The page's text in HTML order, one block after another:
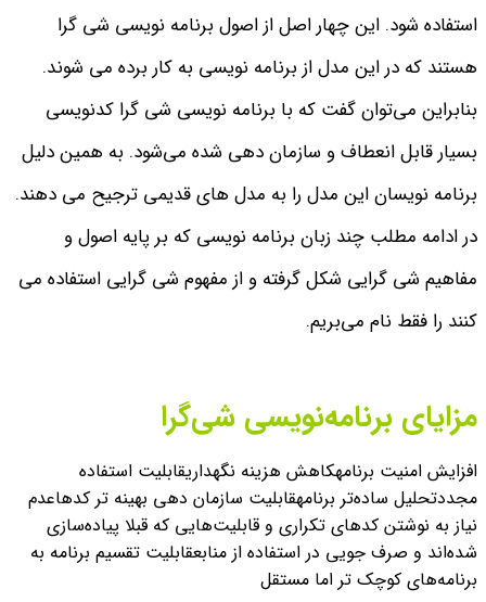
استفاده شود. این چهار اصل از اصول برنامه نویسی شی گرا
هستند که در این مدل از برنامه نویسی به کار برده می شوند.
بنابراین می‌توان گفت که با برنامه نویسی شی گرا کدنویسی
بسیار قابل انعطاف و سازمان دهی شده می‌شود. به همین دلیل
برنامه نویسان این مدل را به مدل های قدیمی ترجیح می دهند.
در ادامه مطلب چند زبان برنامه نویسی که بر پایه اصول و
مفاهیم شی گرایی شکل گرفته و از مفهوم شی گرایی استفاده می
کنند را فقط نام می‌بریم.
مزایای برنامه‌نویسی شی‌گرا
افزایش امنیت برنامهکاهش هزینه نگهداریقابلیت استفاده
مجددتحلیل ساده‌تر برنامهقابلیت سازمان دهی بهینه تر کدهاعدم
نیاز به نوشتن کدهای تکراری و قابلیت‌هایی که قبلا پیاده‌سازی
شده‌اند و صرف جویی در استفاده از منابعقابلیت تقسیم برنامه به
برنامه‌های کوچک تر اما مستقل